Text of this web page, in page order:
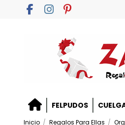
FELPUDOS
Inicio Regalos Para Ellas